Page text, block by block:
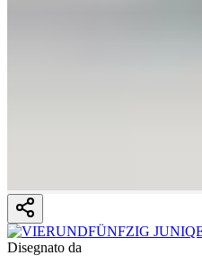
Disegnato da